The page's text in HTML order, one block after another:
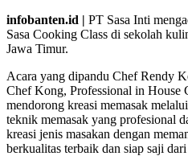
infobanten.id | PT Sasa Inti
Sasa Cooking Class di sekolah
Jawa Timur.
Acara yang dipandu Chef Rendy
Chef Kong, Professional in House
mendorong kreasi memasak
teknik memasak yang profesional
kreasi jenis masakan dengan
berkualitas terbaik dan siap saji dari